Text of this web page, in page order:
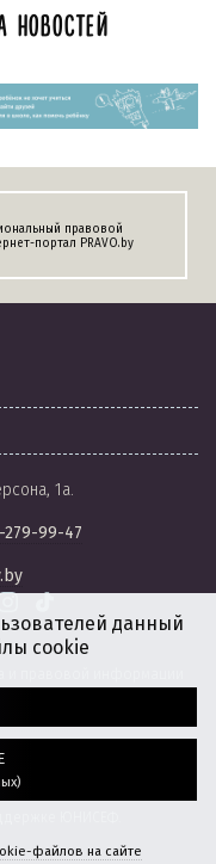
НОВОСТЕЙ
правовой
портал PRAVO.by
1а.
279-99-47
2026.
“ГЕНШТАБ”
ЮНИСЕФ.
данный
cookie
файлов на сайте